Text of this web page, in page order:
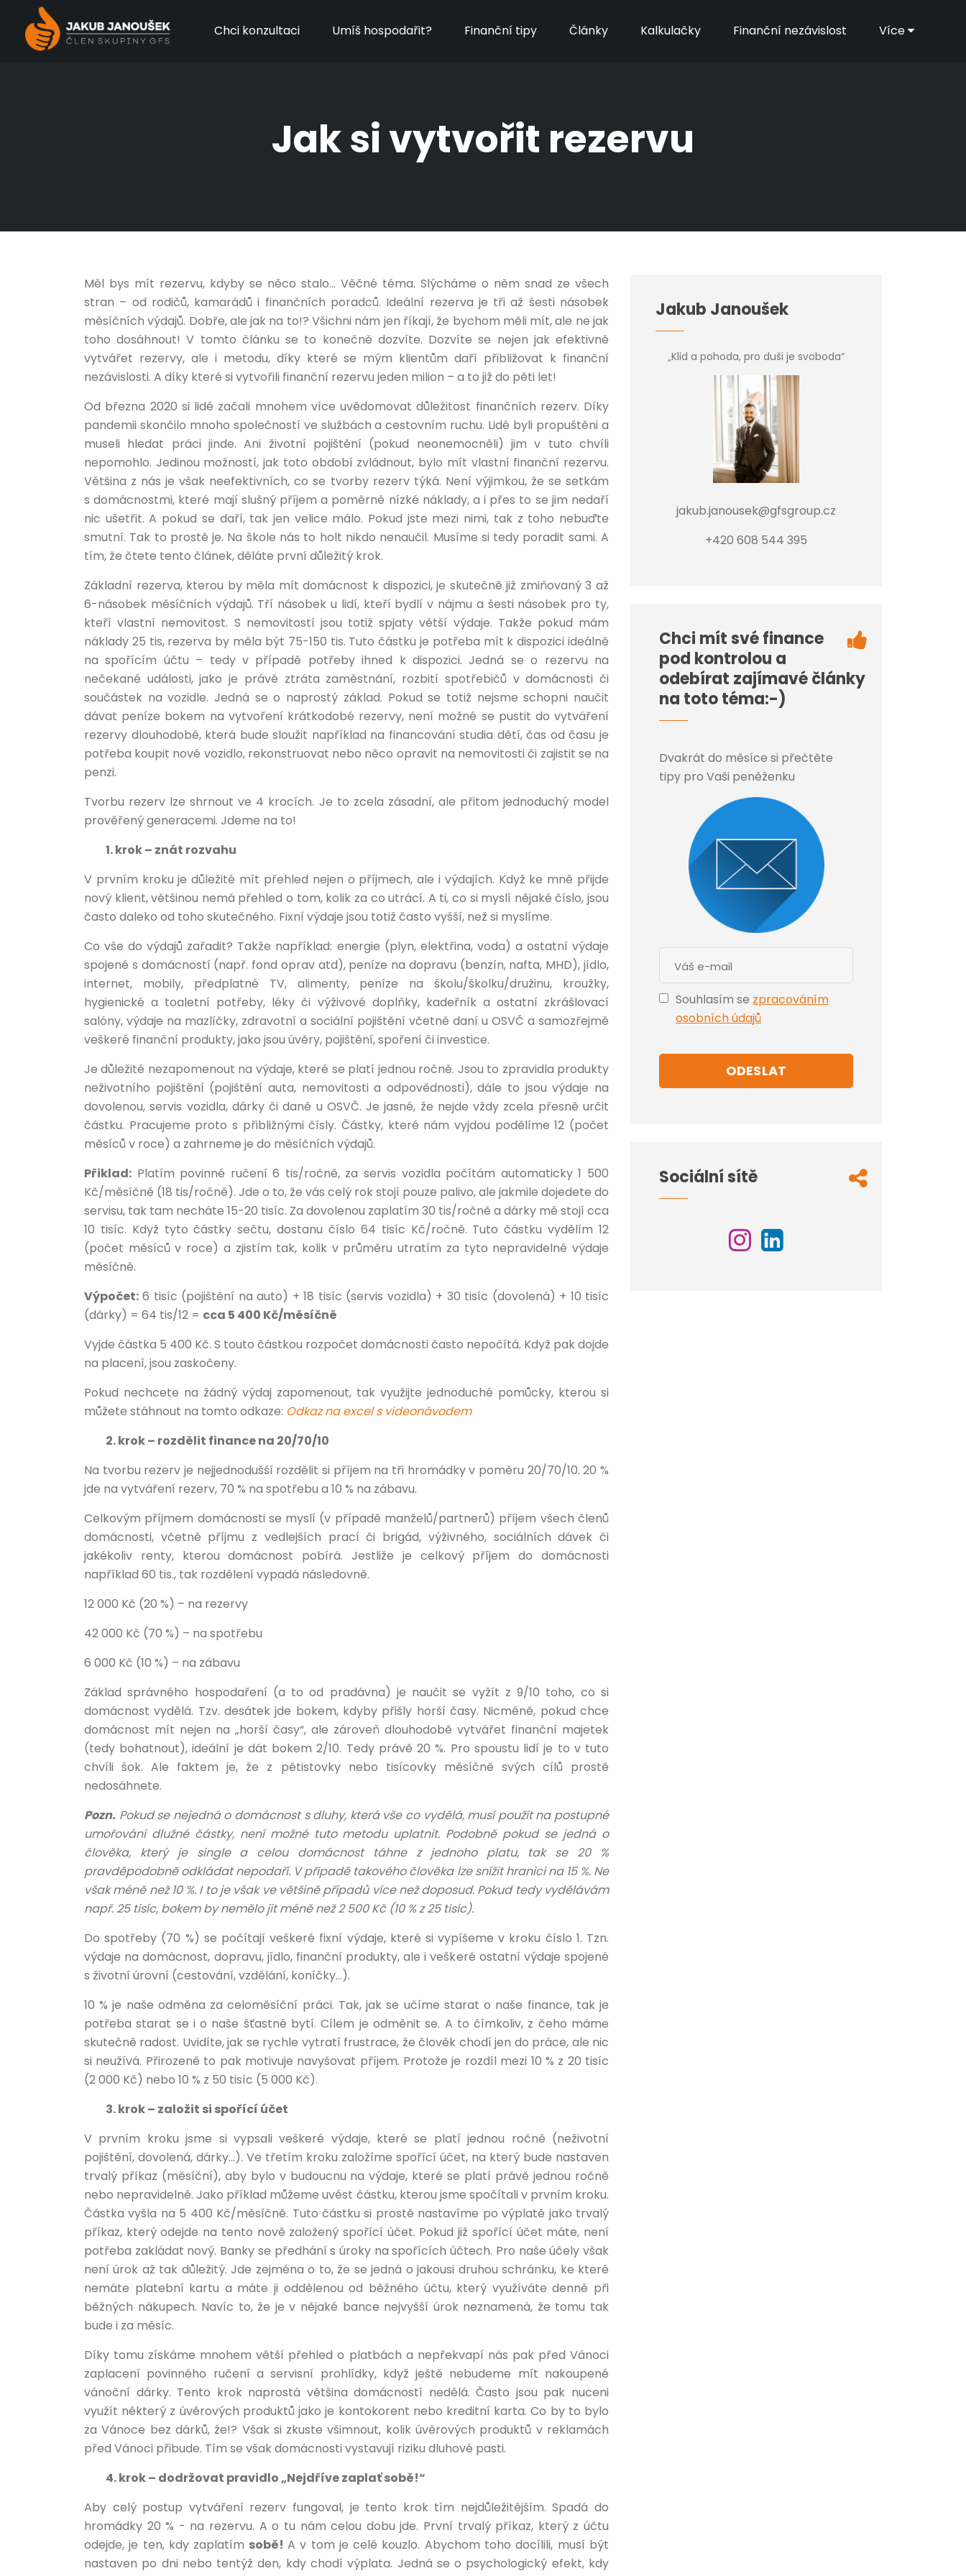
Chci konzultaci Umíš hospodařit? Finanční tipy Články Kalkulačky Finanční nezávislost Více
Jak si vytvořit rezervu
Měl bys mít rezervu, kdyby se něco stalo… Věčné téma. Slýcháme o něm snad ze všech
stran – od rodičů, kamarádů i finančních poradců. Ideální rezerva je tři až šesti násobek
měsíčních výdajů. Dobře, ale jak na to!? Všichni nám jen říkají, že bychom měli mít, ale ne jak
toho dosáhnout! V tomto článku se to konečně dozvíte. Dozvíte se nejen jak efektivně
vytvářet rezervy, ale i metodu, díky které se mým klientům daří přibližovat k finanční
nezávislosti. A díky které si vytvořili finanční rezervu jeden milion – a to již do pěti let!
Od března 2020 si lidé začali mnohem více uvědomovat důležitost finančních rezerv. Díky
pandemii skončilo mnoho společností ve službách a cestovním ruchu. Lidé byli propuštěni a
museli hledat práci jinde. Ani životní pojištění (pokud neonemocněli) jim v tuto chvíli
nepomohlo. Jedinou možností, jak toto období zvládnout, bylo mít vlastní finanční rezervu.
Většina z nás je však neefektivních, co se tvorby rezerv týká. Není výjimkou, že se setkám
s domácnostmi, které mají slušný příjem a poměrně nízké náklady, a i přes to se jim nedaří
nic ušetřit. A pokud se daří, tak jen velice málo. Pokud jste mezi nimi, tak z toho nebuďte
smutní. Tak to prostě je. Na škole nás to holt nikdo nenaučil. Musíme si tedy poradit sami. A
tím, že čtete tento článek, děláte první důležitý krok.
Základní rezerva, kterou by měla mít domácnost k dispozici, je skutečně již zmiňovaný 3 až
6-násobek měsíčních výdajů. Tří násobek u lidí, kteří bydlí v nájmu a šesti násobek pro ty,
kteří vlastní nemovitost. S nemovitostí jsou totiž spjaty větší výdaje. Takže pokud mám
náklady 25 tis, rezerva by měla být 75-150 tis. Tuto částku je potřeba mít k dispozici ideálně
na spořícím účtu – tedy v případě potřeby ihned k dispozici. Jedná se o rezervu na
nečekané události, jako je právě ztráta zaměstnání, rozbití spotřebičů v domácnosti či
součástek na vozidle. Jedná se o naprostý základ. Pokud se totiž nejsme schopni naučit
dávat peníze bokem na vytvoření krátkodobé rezervy, není možné se pustit do vytváření
rezervy dlouhodobé, která bude sloužit například na financování studia dětí, čas od času je
potřeba koupit nové vozidlo, rekonstruovat nebo něco opravit na nemovitosti či zajistit se na
penzi.
Tvorbu rezerv lze shrnout ve 4 krocích. Je to zcela zásadní, ale přitom jednoduchý model
prověřený generacemi. Jdeme na to!
1. krok – znát rozvahu
V prvním kroku je důležité mít přehled nejen o příjmech, ale i výdajích. Když ke mně přijde
nový klient, většinou nemá přehled o tom, kolik za co utrácí. A ti, co si myslí nějaké číslo, jsou
často daleko od toho skutečného. Fixní výdaje jsou totiž často vyšší, než si myslíme.
Co vše do výdajů zařadit? Takže například: energie (plyn, elektřina, voda) a ostatní výdaje
spojené s domácností (např. fond oprav atd), peníze na dopravu (benzín, nafta, MHD), jídlo,
internet, mobily, předplatné TV, alimenty, peníze na školu/školku/družinu, kroužky,
hygienické a toaletní potřeby, léky či výživové doplňky, kadeřník a ostatní zkrášlovací
salóny, výdaje na mazlíčky, zdravotní a sociální pojištění včetně daní u OSVČ a samozřejmě
veškeré finanční produkty, jako jsou úvěry, pojištění, spoření či investice.
Je důležité nezapomenout na výdaje, které se platí jednou ročně. Jsou to zpravidla produkty
neživotního pojištění (pojištění auta, nemovitosti a odpovědnosti), dále to jsou výdaje na
dovolenou, servis vozidla, dárky či daně u OSVČ. Je jasné, že nejde vždy zcela přesně určit
částku. Pracujeme proto s přibližnými čísly. Částky, které nám vyjdou podělíme 12 (počet
měsíců v roce) a zahrneme je do měsíčních výdajů.
Přiklad: Platím povinné ručení 6 tis/ročně, za servis vozidla počítám automaticky 1 500
Kč/měsíčně (18 tis/ročně). Jde o to, že vás celý rok stojí pouze palivo, ale jakmile dojedete do
servisu, tak tam necháte 15-20 tisíc. Za dovolenou zaplatím 30 tis/ročně a dárky mě stojí cca
10 tisíc. Když tyto částky sečtu, dostanu číslo 64 tisíc Kč/ročně. Tuto částku vydělím 12
(počet měsíců v roce) a zjistím tak, kolik v průměru utratím za tyto nepravidelné výdaje
měsíčně.
Výpočet: 6 tisíc (pojištění na auto) + 18 tisíc (servis vozidla) + 30 tisíc (dovolená) + 10 tisíc
(dárky) = 64 tis/12 = cca 5 400 Kč/měsíčně
Vyjde částka 5 400 Kč. S touto částkou rozpočet domácnosti často nepočítá. Když pak dojde
na placení, jsou zaskočeny.
Pokud nechcete na žádný výdaj zapomenout, tak využijte jednoduché pomůcky, kterou si
můžete stáhnout na tomto odkaze: Odkaz na excel s videonávodem
2. krok – rozdělit finance na 20/70/10
Na tvorbu rezerv je nejjednodušší rozdělit si příjem na tři hromádky v poměru 20/70/10. 20 %
jde na vytváření rezerv, 70 % na spotřebu a 10 % na zábavu.
Celkovým příjmem domácnosti se myslí (v případě manželů/partnerů) příjem všech členů
domácnosti, včetně příjmu z vedlejších prací či brigád, výživného, sociálních dávek či
jakékoliv renty, kterou domácnost pobírá. Jestliže je celkový příjem do domácnosti
například 60 tis., tak rozdělení vypadá následovně.
12 000 Kč (20 %) – na rezervy
42 000 Kč (70 %) – na spotřebu
6 000 Kč (10 %) – na zábavu
Základ správného hospodaření (a to od pradávna) je naučit se vyžít z 9/10 toho, co si
domácnost vydělá. Tzv. desátek jde bokem, kdyby přišly horší časy. Nicméně, pokud chce
domácnost mít nejen na „horší časy“, ale zároveň dlouhodobě vytvářet finanční majetek
(tedy bohatnout), ideální je dát bokem 2/10. Tedy právě 20 %. Pro spoustu lidí je to v tuto
chvíli šok. Ale faktem je, že z pětistovky nebo tisícovky měsíčně svých cílů prostě
nedosáhnete.
Pozn. Pokud se nejedná o domácnost s dluhy, která vše co vydělá, musí použít na postupné
umořování dlužné částky, není možné tuto metodu uplatnit. Podobně pokud se jedná o
člověka, který je single a celou domácnost táhne z jednoho platu, tak se 20 %
pravděpodobně odkládat nepodaří. V případě takového člověka lze snížit hranici na 15 %. Ne
však méně než 10 %. I to je však ve většině případů více než doposud. Pokud tedy vydělávám
např. 25 tisíc, bokem by nemělo jít méně než 2 500 Kč (10 % z 25 tisíc).
Do spotřeby (70 %) se počítají veškeré fixní výdaje, které si vypíšeme v kroku číslo 1. Tzn.
výdaje na domácnost, dopravu, jídlo, finanční produkty, ale i veškeré ostatní výdaje spojené
s životní úrovní (cestování, vzdělání, koníčky…).
10 % je naše odměna za celoměsíční práci. Tak, jak se učíme starat o naše finance, tak je
potřeba starat se i o naše šťastné bytí. Cílem je odměnit se. A to čímkoliv, z čeho máme
skutečně radost. Uvidíte, jak se rychle vytratí frustrace, že člověk chodí jen do práce, ale nic
si neužívá. Přirozeně to pak motivuje navyšovat příjem. Protože je rozdíl mezi 10 % z 20 tisíc
(2 000 Kč) nebo 10 % z 50 tisíc (5 000 Kč).
3. krok – založit si spořící účet
V prvním kroku jsme si vypsali veškeré výdaje, které se platí jednou ročně (neživotní
pojištění, dovolená, dárky…). Ve třetím kroku založíme spořící účet, na který bude nastaven
trvalý příkaz (měsíční), aby bylo v budoucnu na výdaje, které se platí právě jednou ročně
nebo nepravidelně. Jako příklad můžeme uvést částku, kterou jsme spočítali v prvním kroku.
Částka vyšla na 5 400 Kč/měsíčně. Tuto částku si prostě nastavíme po výplatě jako trvalý
příkaz, který odejde na tento nově založený spořící účet. Pokud již spořící účet máte, není
potřeba zakládat nový. Banky se předhání s úroky na spořících účtech. Pro naše účely však
není úrok až tak důležitý. Jde zejména o to, že se jedná o jakousi druhou schránku, ke které
nemáte platební kartu a máte ji oddělenou od běžného účtu, který využíváte denně při
běžných nákupech. Navíc to, že je v nějaké bance nejvyšší úrok neznamená, že tomu tak
bude i za měsíc.
Díky tomu získáme mnohem větší přehled o platbách a nepřekvapí nás pak před Vánoci
zaplacení povinného ručení a servisní prohlídky, když ještě nebudeme mít nakoupené
vánoční dárky. Tento krok naprostá většina domácností nedělá. Často jsou pak nuceni
využít některý z úvěrových produktů jako je kontokorent nebo kreditní karta. Co by to bylo
za Vánoce bez dárků, že!? Však si zkuste všimnout, kolik úvěrových produktů v reklamách
před Vánoci přibude. Tím se však domácnosti vystavují riziku dluhové pasti.
4. krok – dodržovat pravidlo „Nejdříve zaplať sobě!“
Aby celý postup vytváření rezerv fungoval, je tento krok tím nejdůležitějším. Spadá do
hromádky 20 % - na rezervu. A o tu nám celou dobu jde. První trvalý příkaz, který z účtu
odejde, je ten, kdy zaplatím sobě! A v tom je celé kouzlo. Abychom toho docílili, musí být
nastaven po dni nebo tentýž den, kdy chodí výplata. Jedná se o psychologický efekt, kdy
Jakub Janoušek
„Klid a pohoda, pro duši je svoboda“
jakub.janousek@gfsgroup.cz
+420 608 544 395
Chci mít své finance
pod kontrolou a
odebírat zajímavé články
na toto téma:-)
Dvakrát do měsíce si přečtěte
tipy pro Vaši peněženku
Souhlasím se zpracováním
osobních údajů
ODESLAT
Sociální sítě